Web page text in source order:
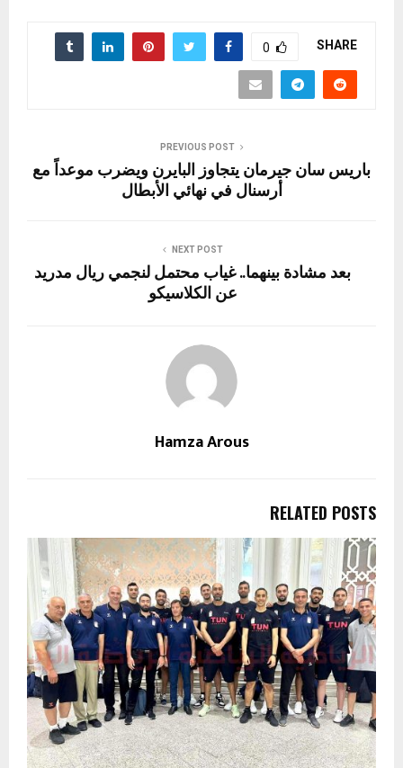
SHARE
0
PREVIOUS POST
باريس سان جيرمان يتجاوز البايرن ويضرب موعداً مع
أرسنال في نهائي الأبطال
NEXT POST
بعد مشادة بينهما.. غياب محتمل لنجمي ريال مدريد
عن الكلاسيكو
Hamza Arous
RELATED POSTS